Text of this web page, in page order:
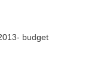
budget